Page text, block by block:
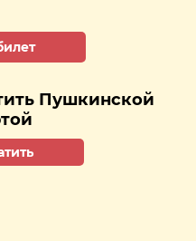
Пушкинской